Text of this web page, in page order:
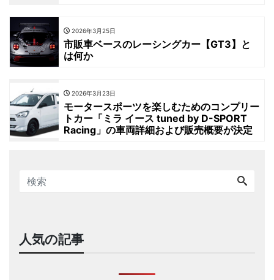
2026年3月25日
市販車ベースのレーシングカー【GT3】と
は何か
2026年3月23日
モータースポーツを楽しむためのコンプリー
トカー「ミラ イース tuned by D-SPORT
Racing」の車両詳細および販売概要が決定
人気の記事